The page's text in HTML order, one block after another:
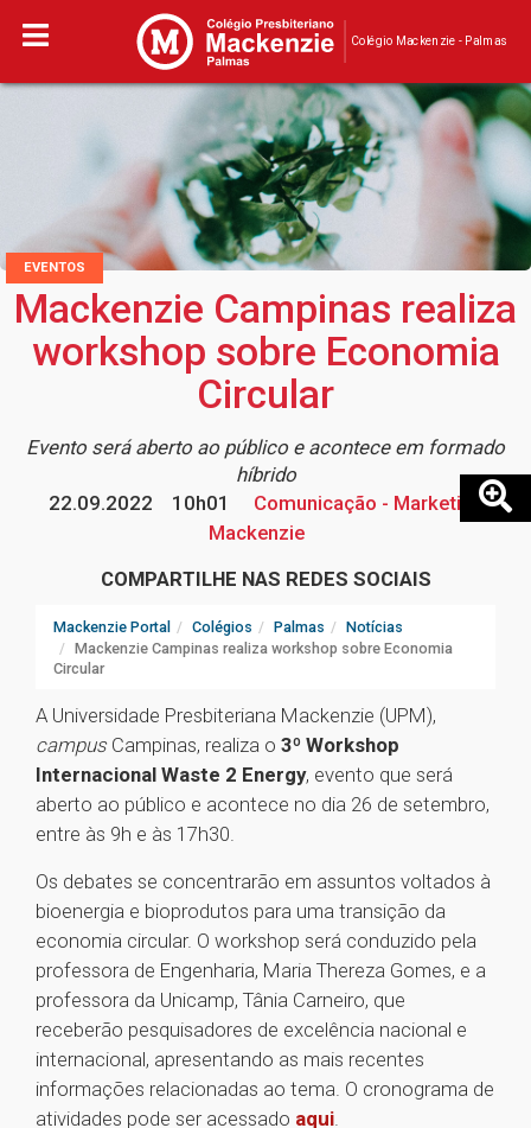
Colégio Mackenzie - Palmas
EVENTOS
Mackenzie Campinas realiza
workshop sobre Economia
Circular
Evento será aberto ao público e acontece em formado
híbrido
22.09.2022
10h01
Comunicação - Marketing
Mackenzie
COMPARTILHE NAS REDES SOCIAIS
Mackenzie Portal Colégios Palmas
Notícias
Mackenzie Campinas realiza workshop sobre Economia
Circular
A Universidade Presbiteriana Mackenzie (UPM),
campus Campinas, realiza o 3º Workshop
Internacional Waste 2 Energy, evento que será
aberto ao público e acontece no dia 26 de setembro,
entre às 9h e às 17h30.
Os debates se concentrarão em assuntos voltados à
bioenergia e bioprodutos para uma transição da
economia circular. O workshop será conduzido pela
professora de Engenharia, Maria Thereza Gomes, e a
professora da Unicamp, Tânia Carneiro, que
receberão pesquisadores de excelência nacional e
internacional, apresentando as mais recentes
informações relacionadas ao tema. O cronograma de
atividades pode ser acessado aqui.